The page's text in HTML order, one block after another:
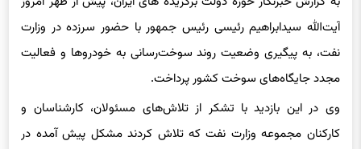
آیت‌الله سیدابراهیم رئیسی رئیس جمهور با حضور سرزده در وزارت
نفت، به پیگیری وضعیت روند سوخت‌رسانی به خودروها و فعالیت
مجدد جایگاه‌های سوخت کشور پرداخت.
وی در این بازدید با تشکر از تلاش‌های مسئولان، کارشناسان و
کارکنان مجموعه وزارت نفت که تلاش کردند مشکل پیش آمده در